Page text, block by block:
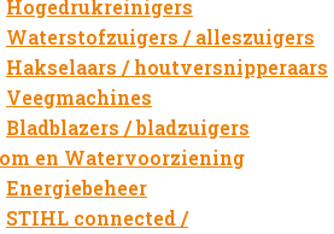
Hogedrukreinigers
Waterstofzuigers / alleszuigers
Hakselaars / houtversnipperaars
Veegmachines
Bladblazers / bladzuigers
en Watervoorziening
Energiebeheer
STIHL connected /